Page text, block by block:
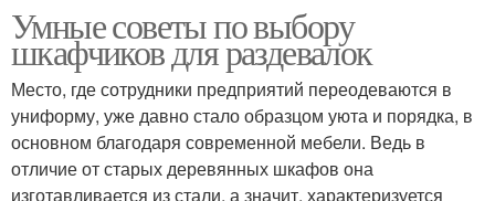
Умные советы по выбору
шкафчиков для раздевалок
Место, где сотрудники предприятий переодеваются в
униформу, уже давно стало образцом уюта и порядка, в
основном благодаря современной мебели. Ведь в
отличие от старых деревянных шкафов она
изготавливается из стали, а значит, характеризуется